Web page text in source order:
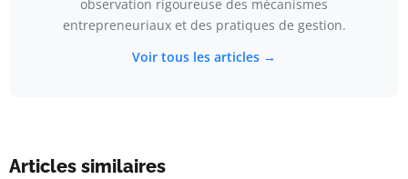
observation rigoureuse des mécanismes
entrepreneuriaux et des pratiques de gestion.
Voir tous les articles →
Articles similaires